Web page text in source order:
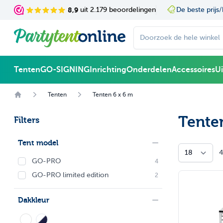
Ga naar de inhoud 8,9 uit 2.179 beoordelingen De beste prijs/
TentenGO-SIGNING InrichtingOnderdelenAccessoires
Tenten Tenten 6 x 6 m
Filters
Doorgaan naar productlijst
Tent model
Toggle filter
GO-PRO 4
products available
GO-PRO limited edition 2products available
Dakkleur
4